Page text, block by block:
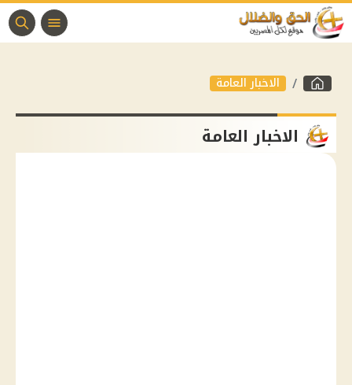
الاخبار العامة
الاخبار العامة